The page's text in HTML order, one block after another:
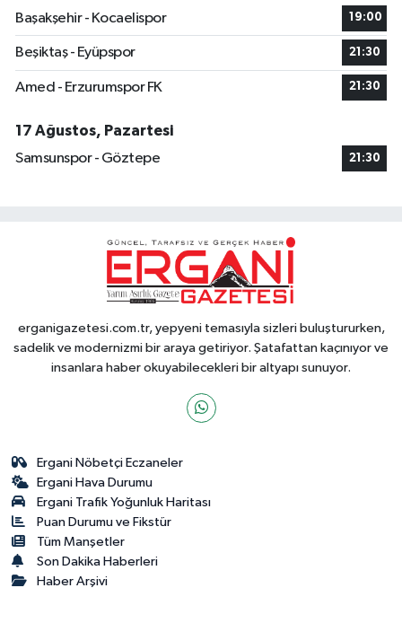
Başakşehir - Kocaelispor
19:00
Beşiktaş - Eyüpspor 21:30
Amed - Erzurumspor FK 21:30
17 Ağustos, Pazartesi
Samsunspor - Göztepe
21:30
erganigazetesi.com.tr, yepyeni temasıyla sizleri buluştururken,
sadelik ve modernizmi bir araya getiriyor. Şatafattan kaçınıyor ve
insanlara haber okuyabilecekleri bir altyapı sunuyor.
Ergani Nöbetçi Eczaneler
Ergani Hava Durumu
Ergani Trafik Yoğunluk Haritası
Puan Durumu ve Fikstür
Tüm Manşetler
Son Dakika Haberleri
Haber Arşivi